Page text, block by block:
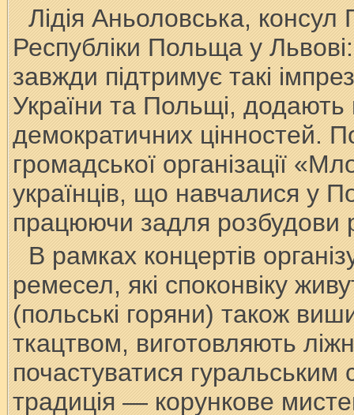
Лідія Аньоловська,
Республіки Польща у
завжди підтримує такі
України та Польщі, додають
демократичних цінностей.
громадської організації
українців, що навчалися у
працюючи задля розбудови
В рамках концертів
ремесел, які споконвіку
(польські горяни) також
ткацтвом, виготовляють
почастуватися
традиція — корункове